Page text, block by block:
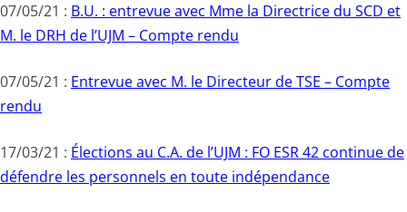
07/05/21 : B.U. : entrevue avec Mme la Directrice du SCD et
M. le DRH de l’UJM – Compte rendu
07/05/21 : Entrevue avec M. le Directeur de TSE – Compte
rendu
17/03/21 : Élections au C.A. de l’UJM : FO ESR 42 continue de
défendre les personnels en toute indépendance